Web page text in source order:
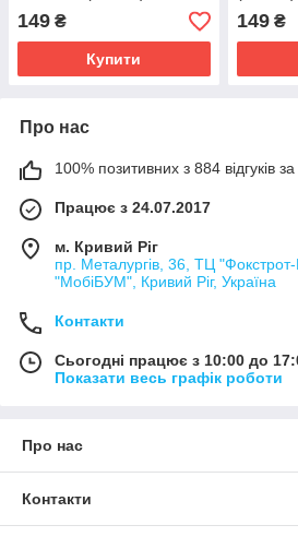
(30922) Чорний
149 ₴
Купити
(29234)
149₴
Про нас
100% позитивних з 884 відгуків за
Працює з 24.07.2017
м. Кривий Ріг
пр. Металургів, 36, ТЦ "Фокстрот-
"МобіБУМ", Кривий Ріг, Україна
Контакти
Сьогодні працює з 10:00 до
Показати весь графік роботи
Про нас
Контакти